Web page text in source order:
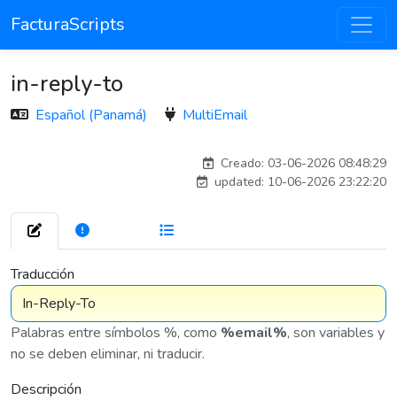
FacturaScripts
in-reply-to
Español (Panamá) MultiEmail
Creado: 03-06-2026 08:48:29
updated: 10-06-2026 23:22:20
Traducción
Palabras entre símbolos %, como %email%, son variables y
no se deben eliminar, ni traducir.
Descripción